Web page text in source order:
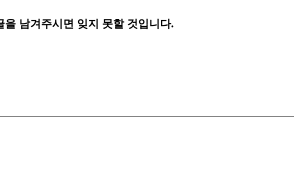
남겨주시면 잊지 못할 것입니다.